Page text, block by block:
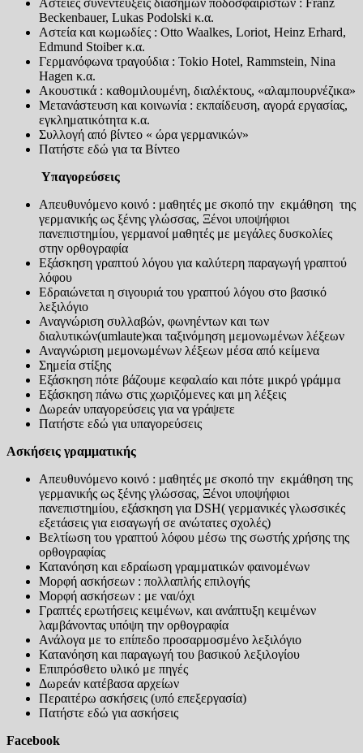
Beckenbauer, Lukas Podolski κ.α.
Αστεία και κωμωδίες : Otto Waalkes, Loriot, Heinz Erhard,
Edmund Stoiber κ.α.
Γερμανόφωνα τραγούδια : Tokio Hotel, Rammstein, Nina
Hagen κ.α.
Ακουστικά : καθομιλουμένη, διαλέκτους, «αλαμπουρνέζικα»
Μετανάστευση και κοινωνία : εκπαίδευση, αγορά εργασίας,
εγκληματικότητα κ.α.
Συλλογή από βίντεο « ώρα γερμανικών»
Πατήστε εδώ για τα Βίντεο
Υπαγορεύσεις
Απευθυνόμενο κοινό : μαθητές με σκοπό την εκμάθηση της
γερμανικής ως ξένης γλώσσας, Ξένοι υποψήφιοι
πανεπιστημίου, γερμανοί μαθητές με μεγάλες δυσκολίες
στην ορθογραφία
Εξάσκηση γραπτού λόγου για καλύτερη παραγωγή γραπτού
λόφου
Εδραιώνεται η σιγουριά του γραπτού λόγου στο βασικό
λεξιλόγιο
Αναγνώριση συλλαβών, φωνηέντων και των
διαλυτικών(umlaute)και ταξινόμηση μεμονωμένων λέξεων
Αναγνώριση μεμονωμένων λέξεων μέσα από κείμενα
Σημεία στίξης
Εξάσκηση πότε βάζουμε κεφαλαίο και πότε μικρό γράμμα
Εξάσκηση πάνω στις χωριζόμενες και μη λέξεις
Δωρεάν υπαγορεύσεις για να γράψετε
Πατήστε εδώ για υπαγορεύσεις
Ασκήσεις γραμματικής
Απευθυνόμενο κοινό : μαθητές με σκοπό την εκμάθηση της
γερμανικής ως ξένης γλώσσας, Ξένοι υποψήφιοι
πανεπιστημίου, εξάσκηση για DSH( γερμανικές γλωσσικές
εξετάσεις για εισαγωγή σε ανώτατες σχολές)
Βελτίωση του γραπτού λόφου μέσω της σωστής χρήσης της
ορθογραφίας
Κατανόηση και εδραίωση γραμματικών φαινομένων
Μορφή ασκήσεων : πολλαπλής επιλογής
Μορφή ασκήσεων : με ναι/όχι
Γραπτές ερωτήσεις κειμένων, και ανάπτυξη κειμένων
λαμβάνοντας υπόψη την ορθογραφία
Ανάλογα με το επίπεδο προσαρμοσμένο λεξιλόγιο
Κατανόηση και παραγωγή του βασικού λεξιλογίου
Επιπρόσθετο υλικό με πηγές
Δωρεάν κατέβασα αρχείων
Περαιτέρω ασκήσεις (υπό επεξεργασία)
Πατήστε εδώ για ασκήσεις
Facebook